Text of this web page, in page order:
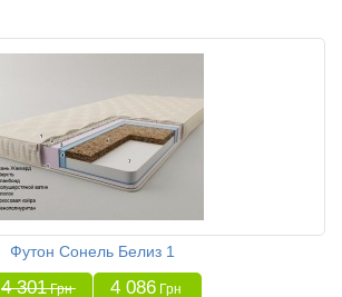
Футон Сонель Белиз 1
4 301 Грн 4 086 Грн